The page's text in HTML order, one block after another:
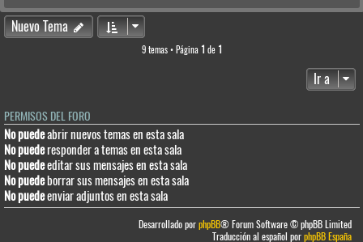
Nuevo Tema
9 temas • Página 1 de 1
Ir a
PERMISOS DEL FORO
No puedeabrir nuevos temas en esta sala
No puederesponder a temas en esta sala
No puedeeditar sus mensajes en esta sala
No puedeborrar sus mensajes en esta sala
No puedeenviar adjuntos en esta sala
Desarrollado porphpBB® Forum Software © phpBB Limited
Traducción al español porphpBB España